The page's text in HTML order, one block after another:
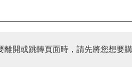
離開或跳轉頁面時，請先將您想要